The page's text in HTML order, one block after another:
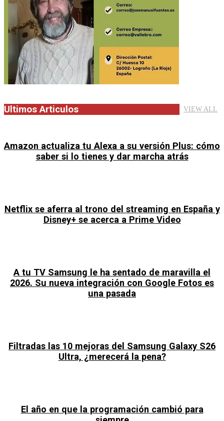
Ultimos Articulos VIEW ALL
Amazon actualiza tu Alexa a su versión Plus: cómo
saber si lo tienes y dar marcha atrás
Netflix se aferra al trono del streaming en España y
Disney+ se acerca a Prime Video
A tu TV Samsung le ha sentado de maravilla el
2026. Su nueva integración con Google Fotos es
una pasada
Filtradas las 10 mejoras del Samsung Galaxy S26
Ultra, ¿merecerá la pena?
El año en que la programación cambió para